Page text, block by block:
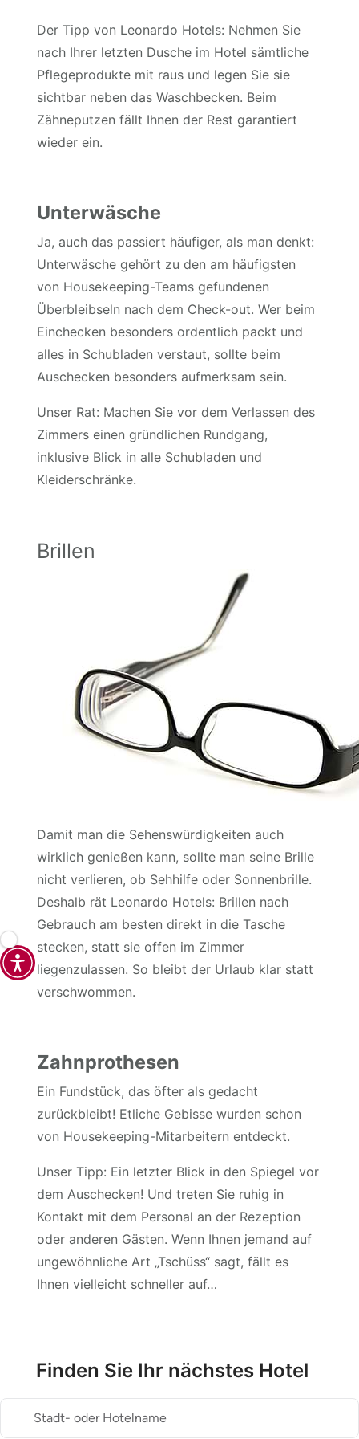
Der Tipp von Leonardo Hotels: Nehmen Sie
nach Ihrer letzten Dusche im Hotel sämtliche
Pflegeprodukte mit raus und legen Sie sie
sichtbar neben das Waschbecken. Beim
Zähneputzen fällt Ihnen der Rest garantiert
wieder ein.
Unterwäsche
Ja, auch das passiert häufiger, als man denkt:
Unterwäsche gehört zu den am häufigsten
von Housekeeping-Teams gefundenen
Überbleibseln nach dem Check-out. Wer beim
Einchecken besonders ordentlich packt und
alles in Schubladen verstaut, sollte beim
Auschecken besonders aufmerksam sein.
Unser Rat: Machen Sie vor dem Verlassen des
Zimmers einen gründlichen Rundgang,
inklusive Blick in alle Schubladen und
Kleiderschränke.
Brillen
Damit man die Sehenswürdigkeiten auch
wirklich genießen kann, sollte man seine Brille
nicht verlieren, ob Sehhilfe oder Sonnenbrille.
Deshalb rät Leonardo Hotels: Brillen nach
Gebrauch am besten direkt in die Tasche
stecken, statt sie offen im Zimmer
liegenzulassen. So bleibt der Urlaub klar statt
verschwommen.
Zahnprothesen
Ein Fundstück, das öfter als gedacht
zurückbleibt! Etliche Gebisse wurden schon
von Housekeeping-Mitarbeitern entdeckt.
Unser Tipp: Ein letzter Blick in den Spiegel vor
dem Auschecken! Und treten Sie ruhig in
Kontakt mit dem Personal an der Rezeption
oder anderen Gästen. Wenn Ihnen jemand auf
ungewöhnliche Art „Tschüss“ sagt, fällt es
Ihnen vielleicht schneller auf…
Finden Sie Ihr nächstes Hotel
Stadt- oder Hotelname